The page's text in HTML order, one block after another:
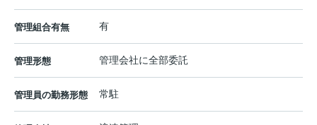
管理組合有無 有
管理形態 管理会社に全部委託
管理員の勤務形態 常駐